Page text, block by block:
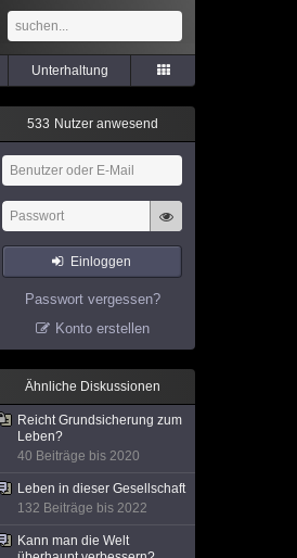
Unterhaltung
533 Nutzer anwesend
Einloggen
Passwort vergessen?
Konto erstellen
Ähnliche Diskussionen
Reicht Grundsicherung zum
Leben?
40 Beiträge bis 2020
Leben in dieser Gesellschaft
132 Beiträge bis 2022
Kann man die Welt